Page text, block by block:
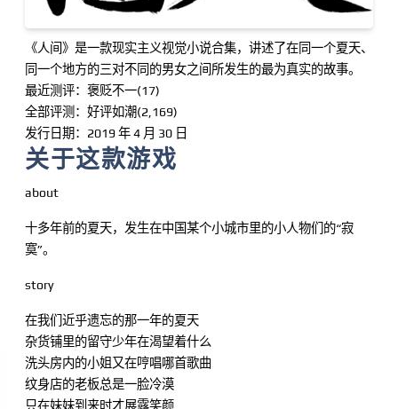
《人间》是一款现实主义视觉小说合集，讲述了在同一个夏天、
同一个地方的三对不同的男女之间所发生的最为真实的故事。
最近测评：褒贬不一(17)
全部评测：好评如潮(2,169)
发行日期：2019 年 4 月 30 日
关于这款游戏
about
十多年前的夏天，发生在中国某个小城市里的小人物们的“寂
寞”。
story
在我们近乎遗忘的那一年的夏天
杂货铺里的留守少年在渴望着什么
洗头房内的小姐又在哼唱哪首歌曲
纹身店的老板总是一脸冷漠
只在妹妹到来时才展露笑颜